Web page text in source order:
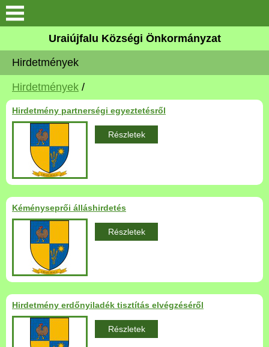
Köszöntő
Elérhetőségek
Uraiújfalu
Önkormányzat
Közös Önkormányzati
Hivatal
Választási információk
Versenyképes Járások
Program
Települési Arculati
Kézikönyv
Hírek
Uraiújfalu Községi Önkormányzat
Hirdetmények
Hirdetmények /
Hirdetmény partnerségi egyeztetésről
Részletek
Kéményseprői álláshirdetés
Részletek
Hirdetmény erdőnyiladék tisztítás elvégzéséről
Részletek